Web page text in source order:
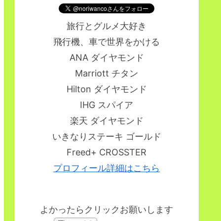
旅行とグルメ大好き
飛行機、車で世界をかける
ANA ダイヤモンド
Marriott チタン
Hilton ダイヤモンド
IHG スパイア
楽天 ダイヤモンド
いきなりステーキ ゴールド
Freed+ CROSSTER
プロフィール詳細はこちら
よかったらクリックお願いします